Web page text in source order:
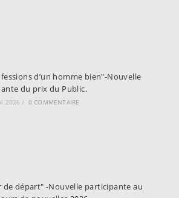
d’un homme bien"-Nouvelle
du prix du Public.
2026 / 0 COMMENTAIRE
de départ" -Nouvelle participante au